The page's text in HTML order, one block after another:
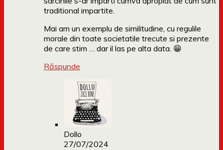
traditional impartite.
Mai am un exemplu de similitudine, cu regulile
morale din toate societatile trecute si prezente
de care stim … dar il las pe alta data. 😁
Răspunde
Dollo
27/07/2024